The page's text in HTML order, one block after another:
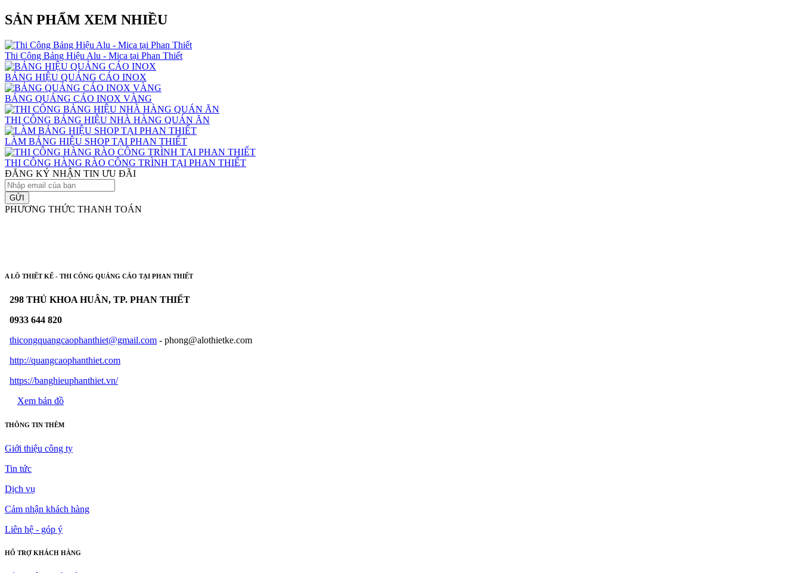
SẢN PHẨM XEM NHIỀU
Thi Công Bảng Hiệu Alu - Mica tại Phan Thiết
BẢNG HIỆU QUẢNG CÁO INOX
BẢNG QUẢNG CÁO INOX VÀNG
THI CÔNG BẢNG HIỆU NHÀ HÀNG QUÁN ĂN
LÀM BẢNG HIỆU SHOP TẠI PHAN THIẾT
THI CÔNG HÀNG RÀO CÔNG TRÌNH TẠI PHAN THIẾT
ĐĂNG KÝ NHẬN TIN ƯU ĐÃI
GỬI
PHƯƠNG THỨC THANH TOÁN
A LÔ THIẾT KẾ - THI CÔNG QUẢNG CÁO TẠI PHAN THIẾT
298 THỦ KHOA HUÂN, TP. PHAN THIẾT
0933 644 820
thicongquangcaophanthiet@gmail.com - phong@alothietke.com
http://quangcaophanthiet.com
https://banghieuphanthiet.vn/
Xem bản đồ
THÔNG TIN THÊM
Giới thiệu công ty
Tin tức
Dịch vụ
Cảm nhận khách hàng
Liên hệ - góp ý
HỔ TRỢ KHÁCH HÀNG